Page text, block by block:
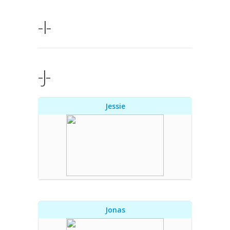
-I-
-J-
Jessie
Jonas